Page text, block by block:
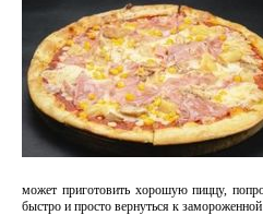
может приготовить хорошую пиццу,
быстро и просто вернуться к